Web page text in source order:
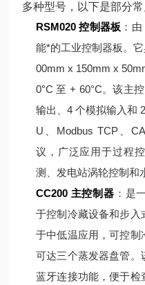
多种型号，以下是部分常
RSM020 控制器板 ：
能*的工业控制器板。
00mm x 150mm x
0°C 至 + 60°C。该主
输出、4 个模拟输入和
U、Modbus TCP、
议，广泛应用于过程
测、发电站涡轮控制和
CC200 主控制器 ：是
于控制冷藏设备和步入
于中低温应用，可控制
可达三个蒸发器盘管。
蓝牙连接功能，便于检